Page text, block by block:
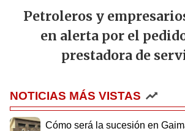
Petroleros y
en alerta por el
prestadora de
NOTICIAS MÁS VISTAS
Cómo será la sucesión en